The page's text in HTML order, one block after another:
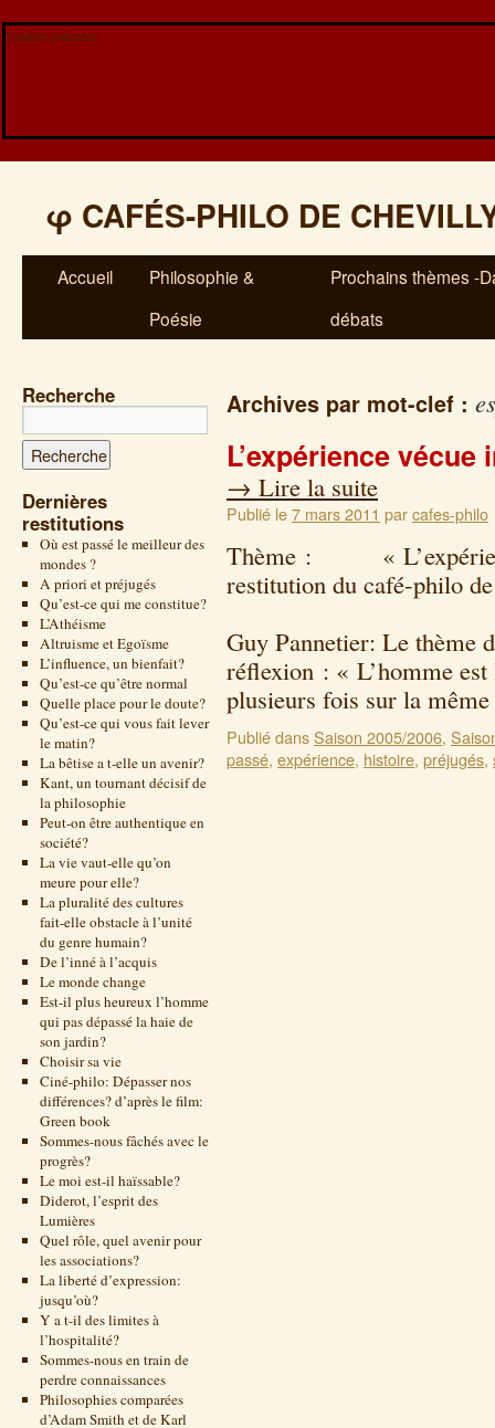
Veuillez patienter...
φ CAFÉS-PHILO DE
Accueil
Philosophie &
Poésie
Prochains thèmes -
débats
Recherche
Dernières
restitutions
Où est passé le meilleur des
mondes ?
A priori et préjugés
Qu’est-ce qui me constitue?
L’Athéisme
Altruisme et Egoïsme
L’influence, un bienfait?
Qu’est-ce qu’être normal
Quelle place pour le doute?
Qu’est-ce qui vous fait lever
le matin?
La bêtise a t-elle un avenir?
Kant, un tournant décisif de
la philosophie
Peut-on être authentique en
société?
La vie vaut-elle qu’on
meure pour elle?
La pluralité des cultures
fait-elle obstacle à l’unité
du genre humain?
De l’inné à l’acquis
Le monde change
Est-il plus heureux l’homme
qui pas dépassé la haie de
son jardin?
Choisir sa vie
Ciné-philo: Dépasser nos
différences? d’après le film:
Green book
Sommes-nous fâchés avec le
progrès?
Le moi est-il haïssable?
Diderot, l’esprit des
Lumières
Quel rôle, quel avenir pour
les associations?
La liberté d’expression:
jusqu’où?
Y a t-il des limites à
l’hospitalité?
Sommes-nous en train de
perdre connaissances
Philosophies comparées
d’Adam Smith et de Karl
Archives par mot-clef :
L’expérience
→ Lire la suite
Publié le7 mars 2011 parcafes-philo
Thème : «
restitution du café-philo
Guy Pannetier: Le thème
réflexion : « L’homme
plusieurs fois sur la
Publié dansSaison 2005/2006,
passé, expérience, histoire, préjugés,